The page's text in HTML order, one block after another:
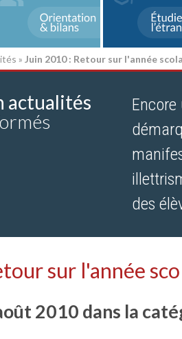
» Juin 2010 : Retour sur l'année
actualités
Encore
des
sur l'année
2010 dans la